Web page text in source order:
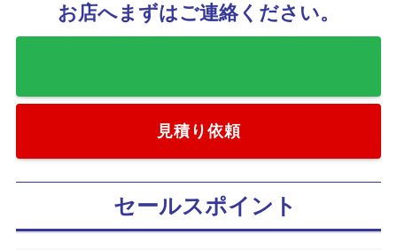
お店へまずはご連絡ください。
見積り依頼
セールスポイント